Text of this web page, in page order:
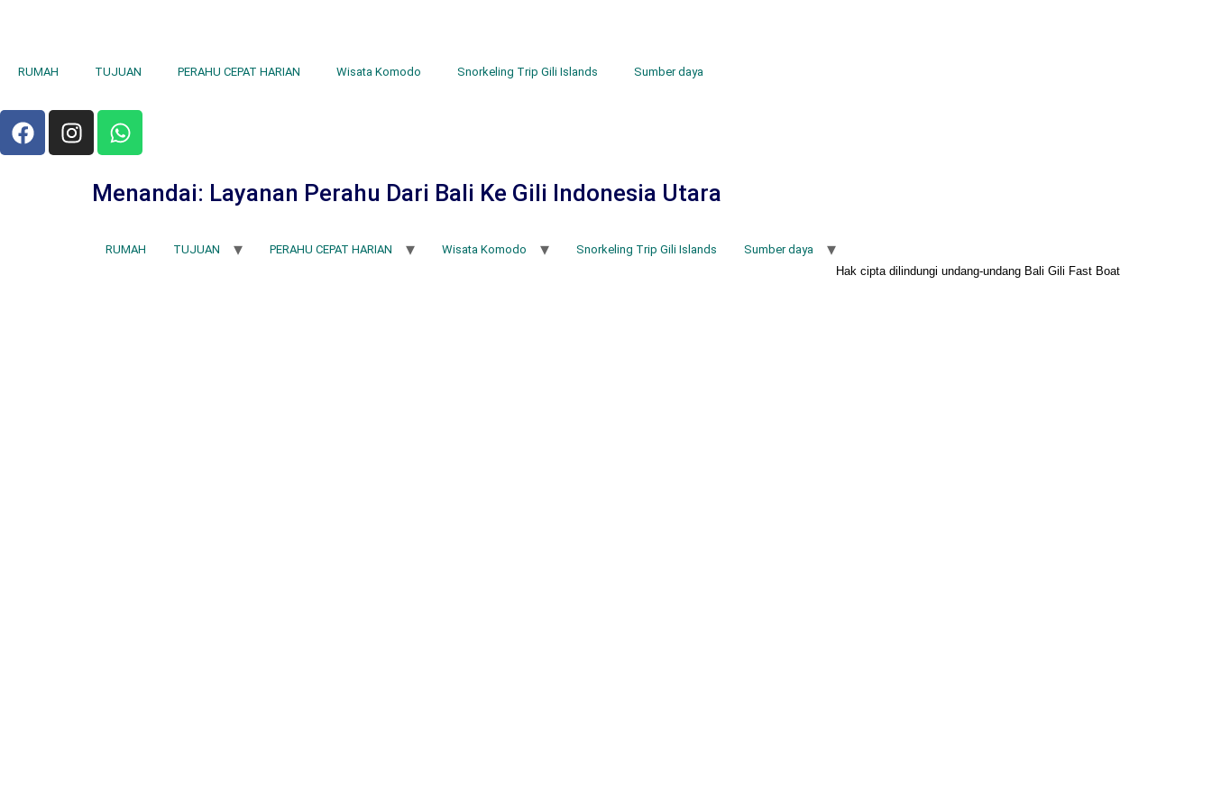
RUMAH TUJUAN PERAHU CEPAT HARIAN Wisata Komodo Snorkeling Trip Gili Islands Sumber daya
Menandai: Layanan Perahu Dari Bali Ke Gili Indonesia Utara
RUMAH TUJUAN PERAHU CEPAT HARIAN Wisata Komodo Snorkeling Trip Gili Islands
Sumber daya
Hak cipta dilindungi undang-undang Bali Gili Fast Boat